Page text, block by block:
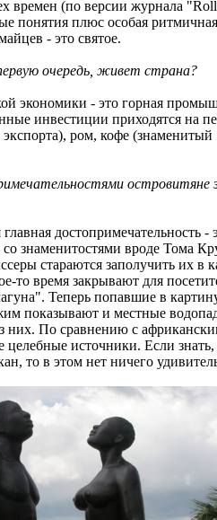
времен (по версии журнала
понятия плюс особая
- это святое.
очередь, живет страна?
экономики - это горная
инвестиции приходятся на
ром, кофе
островитяне
достопримечательность
знаменитостями вроде Тома
стараются заполучить их в
то время закрывают для
Теперь попавшие в
показывают и местные
них. По сравнению с
целебные источники. Если
то в этом нет ничего